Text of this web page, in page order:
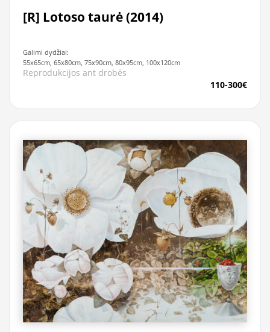
[R] Lotoso taurė (2014)
Galimi dydžiai:
55x65cm, 65x80cm, 75x90cm, 80x95cm, 100x120cm
Reprodukcijos ant drobės
110-300€